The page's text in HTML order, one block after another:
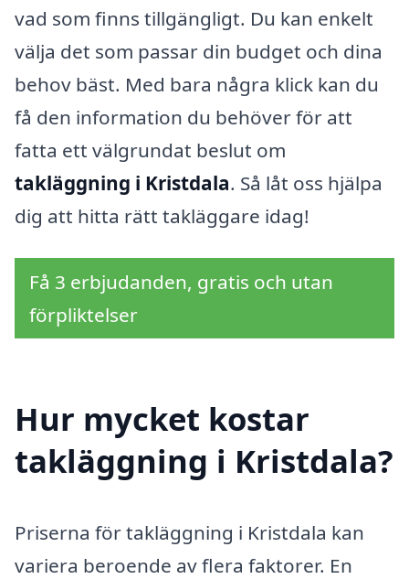
vad som finns tillgängligt. Du kan enkelt
välja det som passar din budget och dina
behov bäst. Med bara några klick kan du
få den information du behöver för att
fatta ett välgrundat beslut om
takläggning i Kristdala. Så låt oss hjälpa
dig att hitta rätt takläggare idag!
Få 3 erbjudanden, gratis och utan
förpliktelser
Hur mycket kostar
takläggning i Kristdala?
Priserna för takläggning i Kristdala kan
variera beroende av flera faktorer. En